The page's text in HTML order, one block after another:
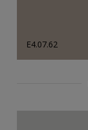
E4.07.62